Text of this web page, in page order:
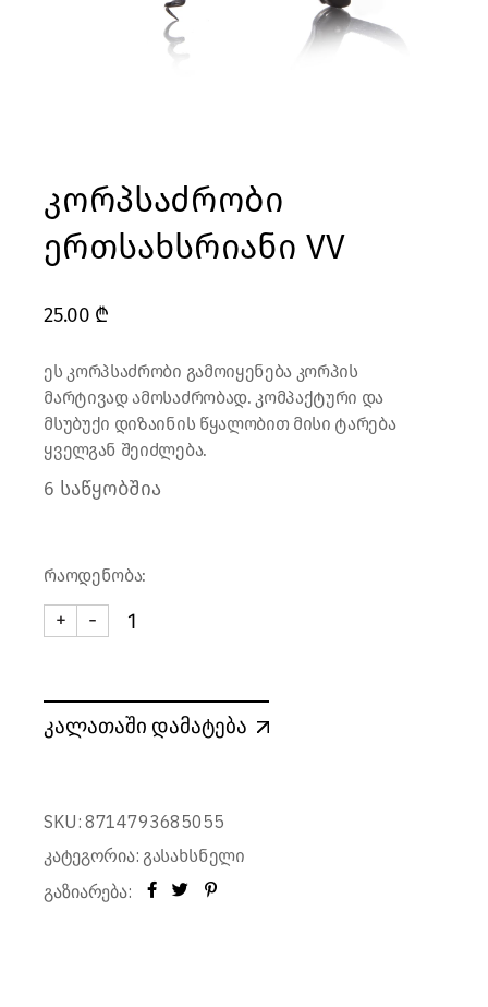
კორპსაძრობი
ერთსახსრიანი VV
25.00 ₾
ეს კორპსაძრობი გამოიყენება კორპის
მარტივად ამოსაძრობად. კომპაქტური და
მსუბუქი დიზაინის წყალობით მისი ტარება
ყველგან შეიძლება.
6 საწყობშია
რაოდენობა:
კორპსაძრობი ერთსახსრიანი VV quantity
-
+
კალათაში დამატება
SKU: 8714793685055
კატეგორია: გასახსნელი
გაზიარება: